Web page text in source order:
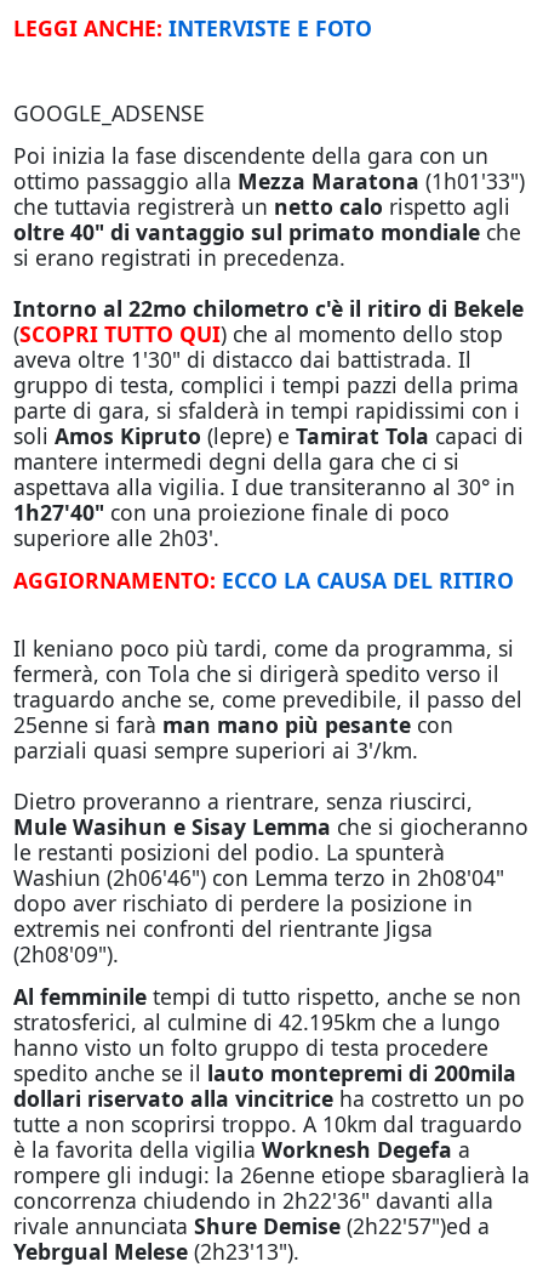
LEGGI ANCHE: INTERVISTE E FOTO
GOOGLE_ADSENSE
Poi inizia la fase discendente della gara con un
ottimo passaggio alla Mezza Maratona (1h01'33")
che tuttavia registrerà un netto calo rispetto agli
oltre 40" di vantaggio sul primato mondialeche
si erano registrati in precedenza.
Intorno al 22mo chilometro c'è il ritiro di Bekele
(SCOPRI TUTTO QUI) che al momento dello stop
aveva oltre 1'30" di distacco dai battistrada. Il
gruppo di testa, complici i tempi pazzi della prima
parte di gara, si sfalderà in tempi rapidissimi con i
soli Amos Kipruto (lepre) e Tamirat Tola capaci di
mantere intermedi degni della gara che ci si
aspettava alla vigilia. I due transiteranno al 30° in
1h27'40" con una proiezione finale di poco
superiore alle 2h03'.
AGGIORNAMENTO: ECCO LA CAUSA DEL RITIRO
Il keniano poco più tardi, come da programma, si
fermerà, con Tola che si dirigerà spedito verso il
traguardo anche se, come prevedibile, il passo del
25enne si farà man mano più pesantecon
parziali quasi sempre superiori ai 3'/km.
Dietro proveranno a rientrare, senza riuscirci,
Mule Wasihun e Sisay Lemma che si giocheranno
le restanti posizioni del podio. La spunterà
Washiun (2h06'46") con Lemma terzo in 2h08'04"
dopo aver rischiato di perdere la posizione in
extremis nei confronti del rientrante Jigsa
(2h08'09").
Al femminiletempi di tutto rispetto, anche se non
stratosferici, al culmine di 42.195km che a lungo
hanno visto un folto gruppo di testa procedere
spedito anche se il lauto montepremi di 200mila
dollari riservato alla vincitriceha costretto un po
tutte a non scoprirsi troppo. A 10km dal traguardo
è la favorita della vigilia Worknesh Degefa a
rompere gli indugi: la 26enne etiope sbaraglierà la
concorrenza chiudendo in 2h22'36" davanti alla
rivale annunciata Shure Demise(2h22'57")ed a
Yebrgual Melese(2h23'13").